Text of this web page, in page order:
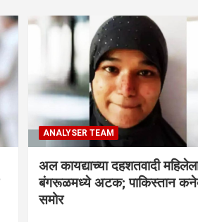
ANALYSER TEAM
अल कायद्याच्या दहशतवादी
बंगरूळमध्ये अटक; पाकिस्तान
समोर